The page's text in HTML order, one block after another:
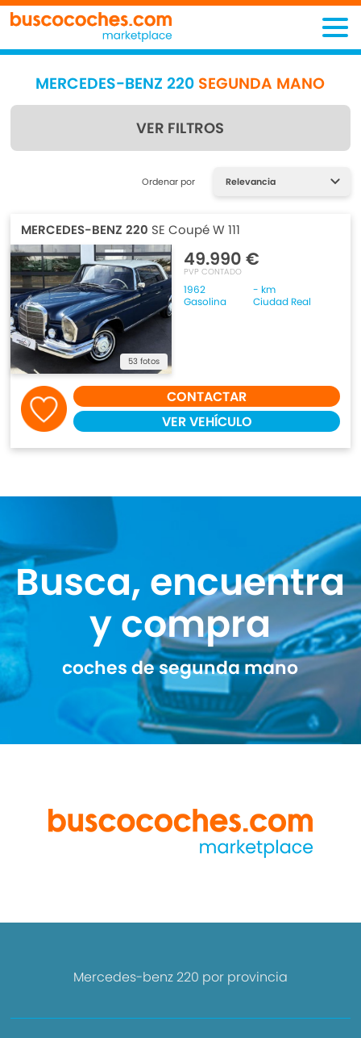
MERCEDES-BENZ 220 SEGUNDA MANO
VER FILTROS
Encuentra lo que estás
Ordenar por
MERCEDES-BENZ 220 SE Coupé W 111
53 fotos
49.990 €
PVP CONTADO
1962
- km
Gasolina
Ciudad Real
CONTACTAR
VER VEHÍCULO
Busca, encuentra
y compra
coches de segunda mano
Mercedes-benz 220 por provincia